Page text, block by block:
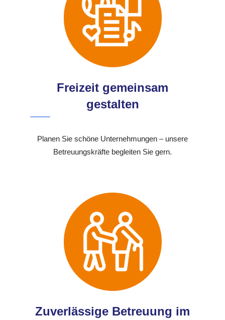
Freizeit gemeinsam
gestalten
Planen Sie schöne Unternehmungen – unsere
Betreuungskräfte begleiten Sie gern.
Zuverlässige Betreuung im